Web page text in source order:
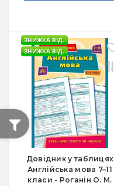
Довідник у таблицях
Англійська мова 7–11
класи - Роганін О. М.
ЗНИЖКА ВІД...
ЗНИЖКА ВІД...